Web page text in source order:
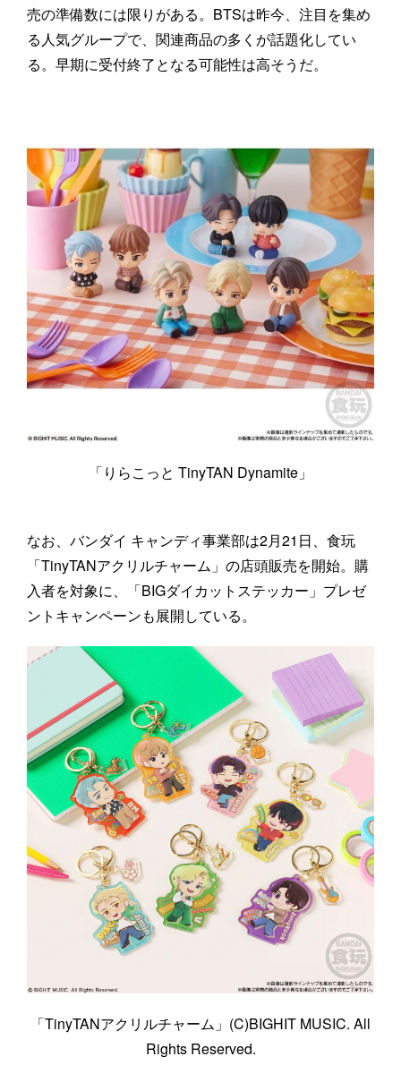
売の準備数には限りがある。BTSは昨今、注目を集め
る人気グループで、関連商品の多くが話題化してい
る。早期に受付終了となる可能性は高そうだ。
「りらこっと TinyTAN Dynamite」
なお、バンダイ キャンディ事業部は2月21日、食玩
「TinyTANアクリルチャーム」の店頭販売を開始。購
入者を対象に、「BIGダイカットステッカー」プレゼ
ントキャンペーンも展開している。
「TinyTANアクリルチャーム」(C)BIGHIT MUSIC. All
Rights Reserved.